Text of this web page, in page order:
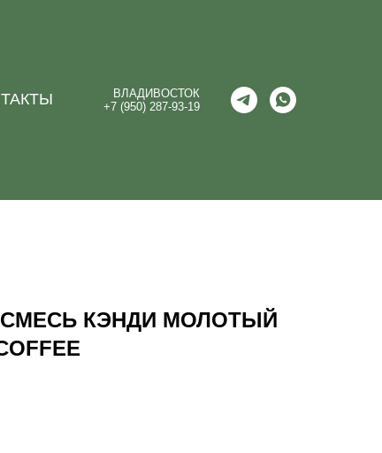
ВЛАДИВОСТОК
+7 (950) 287-93-19
КЭНДИ МОЛОТЫЙ